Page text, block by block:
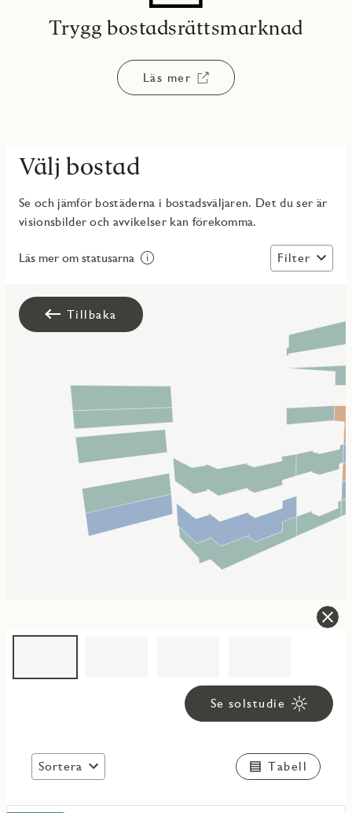
Trygg bostadsrättsmarknad
Läs mer
Välj bostad
Se och jämför bostäderna i bostadsväljaren. Det du ser är
visionsbilder och avvikelser kan förekomma.
Läs mer om statusarna Filter
Tillbaka
Se solstudie
Sortera Tabell